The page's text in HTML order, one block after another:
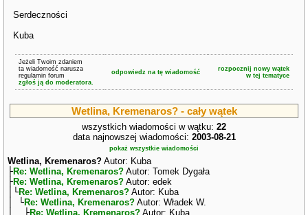
Serdeczności
Kuba
Jeżeli Twoim zdaniem
ta wiadomość narusza
regulamin forum
zgłoś ją do moderatora.
odpowiedz na tę wiadomość
rozpocznij nowy wątek
w tej tematyce
Wetlina, Kremenaros? - cały wątek
wszystkich wiadomości w wątku: 22
data najnowszej wiadomości: 2003-08-21
pokaż wszystkie wiadomości
Wetlina, Kremenaros? Autor: Kuba
├Re: Wetlina, Kremenaros? Autor: Tomek Dygała
├Re: Wetlina, Kremenaros? Autor: edek
│└Re: Wetlina, Kremenaros? Autor: Kuba
│ └Re: Wetlina, Kremenaros? Autor: Władek W.
│ ├Re: Wetlina, Kremenaros? Autor: Kuba